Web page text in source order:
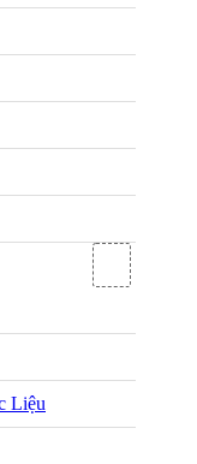
Liệu